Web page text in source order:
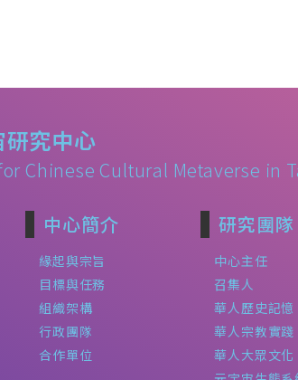
究中心
Chinese Cultural Metaverse in
中心簡介
緣起與宗旨
目標與任務
組織架構
行政團隊
合作單位
研究團隊
中心主任
召集人
華人歷史記憶
華人宗教實踐
華人大眾文化